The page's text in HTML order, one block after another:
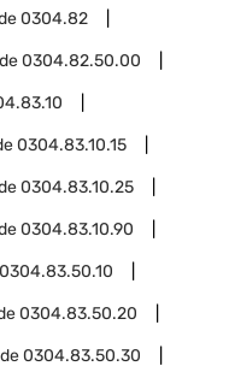
0304.82
0304.82.50.00
0304.83.10.15
0304.83.10.25
0304.83.10.90
0304.83.50.10
0304.83.50.20
0304.83.50.30